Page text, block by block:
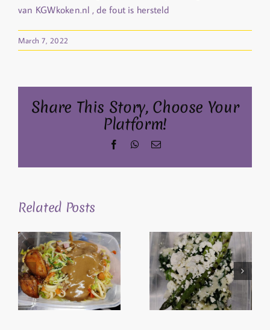
van KGWkoken.nl , de fout is hersteld
March 7, 2022
Share This Story, Choose Your
Platform!
FacebookWhatsApp
Email
Related Posts